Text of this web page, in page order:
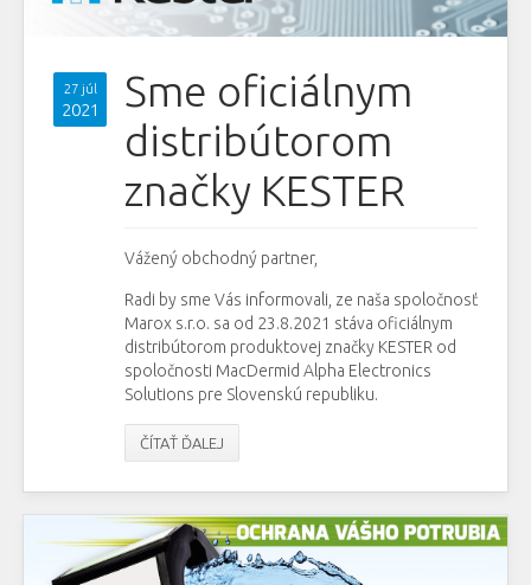
27 júl
2021
Sme oficiálnym
distribútorom
značky KESTER
Vážený obchodný partner,
Radi by sme Vás informovali, ze naša spoločnosť
Marox s.r.o. sa od 23.8.2021 stáva oficiálnym
distribútorom produktovej značky KESTER od
spoločnosti MacDermid Alpha Electronics
Solutions pre Slovenskú republiku.
ČÍTAŤ ĎALEJ